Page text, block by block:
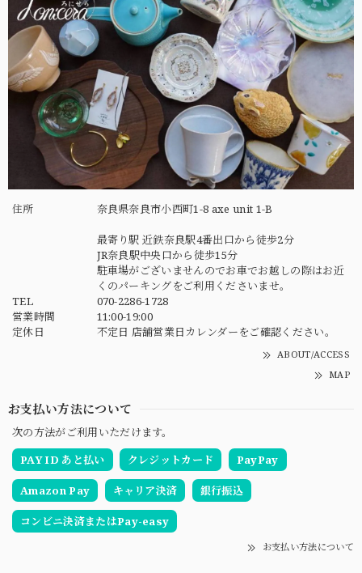
住所 奈良県奈良市小西町1-8 axe unit 1-B
最寄り駅 近鉄奈良駅4番出口から徒歩2分
JR奈良駅中央口から徒歩15分
駐車場がございませんのでお車でお越しの際はお近
くのパーキングをご利用くださいませ。
TEL
070-2286-1728
営業時間
11:00-19:00
定休日
不定日 店舗営業日カレンダーをご確認ください。
ABOUT/ACCESS
MAP
お支払い方法について
次の方法がご利用いただけます。
PAY ID あと払い
クレジットカード PayPay
Amazon Pay キャリア決済 銀行振込
コンビニ決済またはPay-easy
お支払い方法について